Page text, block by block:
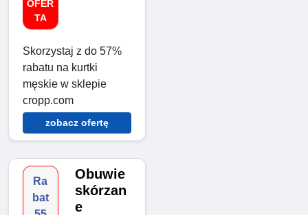
OFER
TA
Skorzystaj z do 57%
rabatu na kurtki
męskie w sklepie
cropp.com
zobacz ofertę
Ra
bat
Obuwie
skórzan
e